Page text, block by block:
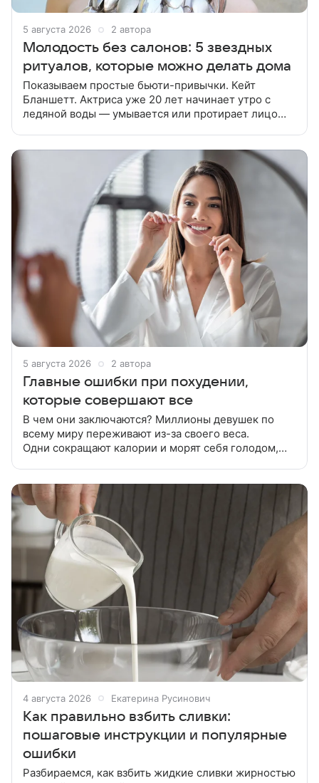
5 августа 2026 2 автора
Молодость без салонов: 5 звездных
ритуалов, которые можно делать дома
Показываем простые бьюти-привычки. Кейт
Бланшетт. Актриса уже 20 лет начинает утро с
ледяной воды — умывается или протирает лицо
5 августа 2026 2 автора
Главные ошибки при похудении,
которые совершают все
В чем они заключаются? Миллионы девушек по
всему миру переживают из-за своего веса.
Одни сокращают калории и морят себя голодом,
4 августа 2026 Екатерина Русинович
Как правильно взбить сливки:
пошаговые инструкции и популярные
ошибки
Разбираемся, как взбить жидкие сливки жирностью